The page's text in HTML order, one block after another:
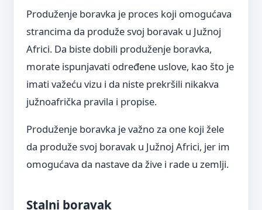
Produženje boravka je proces koji omogućava
strancima da produže svoj boravak u Južnoj
Africi. Da biste dobili produženje boravka,
morate ispunjavati određene uslove, kao što je
imati važeću vizu i da niste prekršili nikakva
južnoafrička pravila i propise.
Produženje boravka je važno za one koji žele
da produže svoj boravak u Južnoj Africi, jer im
omogućava da nastave da žive i rade u zemlji.
Stalni boravak